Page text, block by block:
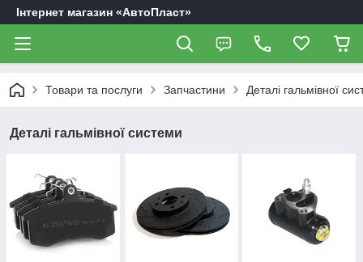
Інтернет магазин «АвтоПласт»
Товари та послуги Запчастини Деталі гальмівної
Деталі гальмівної системи